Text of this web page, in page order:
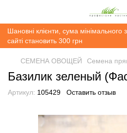
Шановні клієнти, сума
сайті становить 300 грн
СЕМЕНА ОВОЩЕЙ Семена
Базилик зеленый
Артикул: 105429 Оставить отзыв